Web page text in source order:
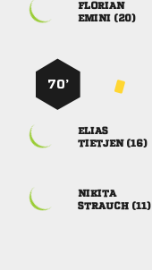

 
70’

 

 